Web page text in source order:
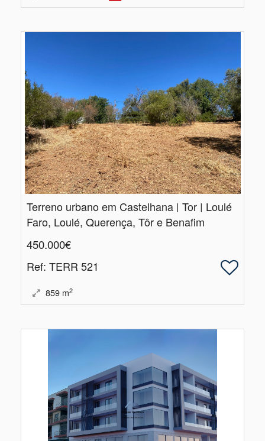
Terreno urbano em Castelhana | Tor | Loulé
Faro, Loulé, Querença, Tôr e Benafim
450.000€
Ref: TERR 521
859 m2